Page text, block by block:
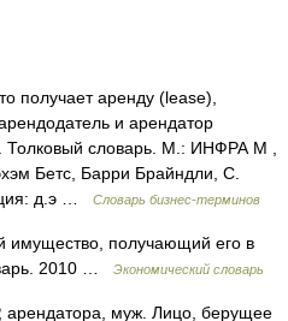
получает аренду (lease),
и арендатор
Толковый словарь. М.: ИНФРА М ,
Бетс, Барри Брайндли, С.
д.э …
Словарь бизнес-терминов
получающий его в
2010 …
Экономический словарь
муж. Лицо, берущее